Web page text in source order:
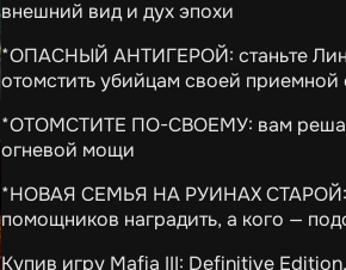
внешний вид и дух эпохи
*ОПАСНЫЙ АНТИГЕРОЙ: станьте
отомстить убийцам своей приемной
*ОТОМСТИТЕ ПО-СВОЕМУ: вам
огневой мощи
*НОВАЯ СЕМЬЯ НА РУИНАХ СТАРОЙ:
помощников наградить, а кого —
Купив игру Mafia III: Definitive